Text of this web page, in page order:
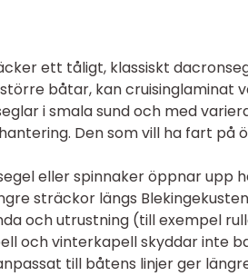
ett tåligt, klassiskt
båtar, kan cruisinglaminat
i smala sund och med
Den som vill ha fart på
eller spinnaker öppnar upp
sträckor längs
och utrustning (till exempel
och vinterkapell skyddar inte
till båtens linjer ger